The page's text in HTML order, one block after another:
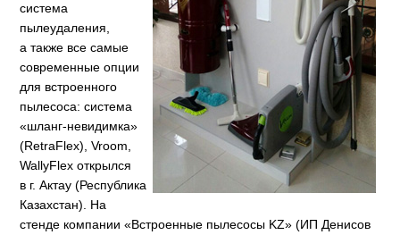
система
пылеудаления,
а также все самые
современные опции
для встроенного
пылесоса: система
«шланг-невидимка»
(RetraFlex), Vroom,
WallyFlex открылся
в г. Актау (Республика
Казахстан). На
стенде компании «Встроенные пылесосы KZ» (ИП Денисов